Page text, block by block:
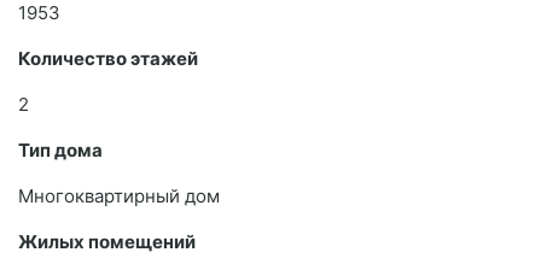
1953
Количество этажей
2
Тип дома
Многоквартирный дом
Жилых помещений